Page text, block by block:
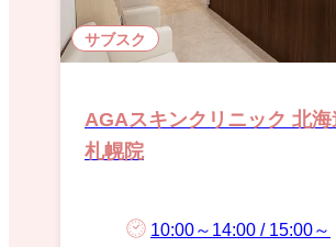
サブスク
AGAスキンクリニック 北海
札幌院
10:00～14:00 / 15:00～